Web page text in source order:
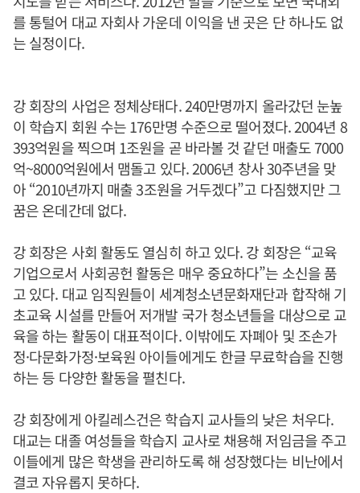
를 통털어 대교 자회사 가운데 이익을 낸 곳은 단 하나도 없
는 실정이다.
강 회장의 사업은 정체상태다. 240만명까지 올라갔던 눈높
이 학습지 회원 수는 176만명 수준으로 떨어졌다. 2004년 8
393억원을 찍으며 1조원을 곧 바라볼 것 같던 매출도 7000
억~8000억원에서 맴돌고 있다. 2006년 창사 30주년을 맞
아 “2010년까지 매출 3조원을 거두겠다”고 다짐했지만 그
꿈은 온데간데 없다.
강 회장은 사회 활동도 열심히 하고 있다. 강 회장은 “교육
기업으로서 사회공헌 활동은 매우 중요하다”는 소신을 품
고 있다. 대교 임직원들이 세계청소년문화재단과 합작해 기
초교육 시설를 만들어 저개발 국가 청소년들을 대상으로 교
육을 하는 활동이 대표적이다. 이밖에도 자폐아 및 조손가
정·다문화가정·보육원 아이들에게도 한글 무료학습을 진행
하는 등 다양한 활동을 펼친다.
강 회장에게 아킬레스건은 학습지 교사들의 낮은 처우다.
대교는 대졸 여성들을 학습지 교사로 채용해 저임금을 주고
이들에게 많은 학생을 관리하도록 해 성장했다는 비난에서
결코 자유롭지 못하다.